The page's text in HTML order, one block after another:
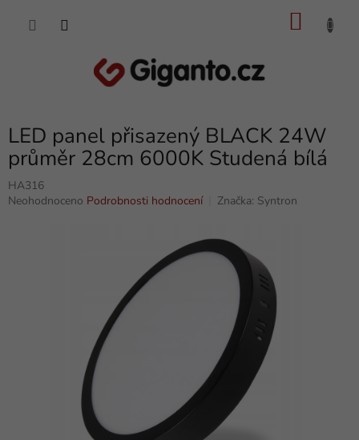
LED panel přisazený BLACK 24W
průměr 28cm 6000K Studená bílá
HA316
Průměrné
Neohodnoceno Podrobnosti hodnocení Značka: Syntron